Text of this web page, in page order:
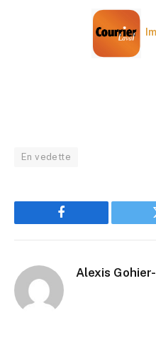
En vedette
Facebook
Alexis